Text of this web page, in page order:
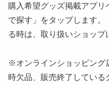
購入希望グッズ掲載アプリ
で探す」をタップします。
る時は、取り扱いショップ
※オンラインショッピング
時欠品、販売終了している